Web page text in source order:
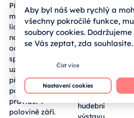
Přihlásit se
mohou mladí
lidé z regionu
napříč obory
od umění po
sport,
uzávěrka
přihlášek je
podle
pravidel v
polovině září.
výuky?
Sousední
bavorský
okres
Grafenau
rozsáhlou
Zemskou
hudební
Aby byl náš web rychlý a
všechny pokročilé funkce,
soubory cookies. Dodržujeme
se Vás zeptat, zda souhlasíte.
Číst více
Nastavení cookies